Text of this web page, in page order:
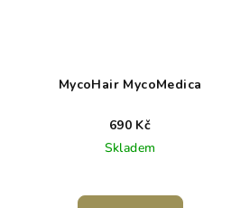
MycoHair MycoMedica
690 Kč
Skladem